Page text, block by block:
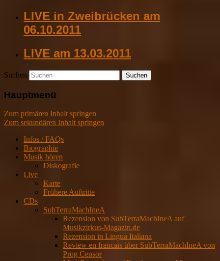
LIVE in Zweibrücken am
06.10.2011
LIVE am 13.03.2011
Suchen
Hauptmenü
Zum primären Inhalt springen
Zum sekundären Inhalt springen
Infos / FAQs
Biographie
Musik hören
Diskografie
Live
Karte
Frühere Auftritte
CDs
SubTerraMachIneA
Rezension von SubTerraMachIneA auf
Musikzirkus-Magazin.de
Rezension in Lingua Italiana
Review en francais über SubTerraMachIneA von
Prog Censor